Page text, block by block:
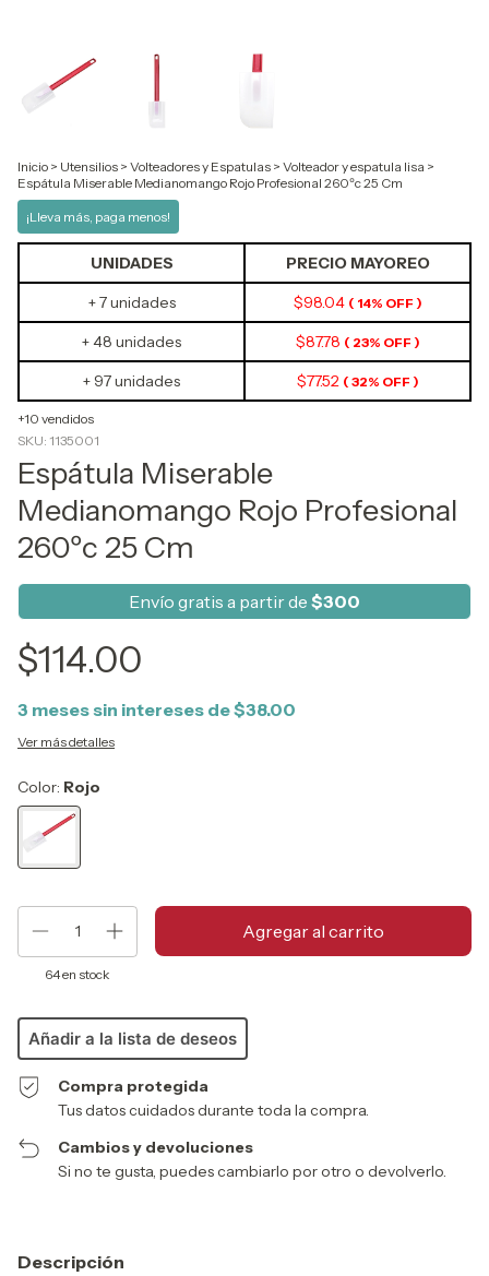
Inicio > Utensilios > Volteadores y Espatulas > Volteador y espatula lisa >
Espátula Miserable Medianomango Rojo Profesional 260ºc 25 Cm
¡Lleva más, paga menos!
PRECIO MAYOREO
UNIDADES
$98.04 ( 14% OFF )
+ 7 unidades
$87.78 ( 23% OFF )
+ 48 unidades
$77.52 ( 32% OFF )
+ 97 unidades
+10 vendidos
SKU: 1135001
Espátula Miserable
Medianomango Rojo Profesional
260ºc 25 Cm
Envío gratis a partir de $300
$114.00
3 meses sin intereses de$38.00
Ver más detalles
Añadir a la lista de deseos
Color: Rojo
64en stock
Compra protegida
Tus datos cuidados durante toda la compra.
Cambios y devoluciones
Si no te gusta, puedes cambiarlo por otro o devolverlo.
Descripción